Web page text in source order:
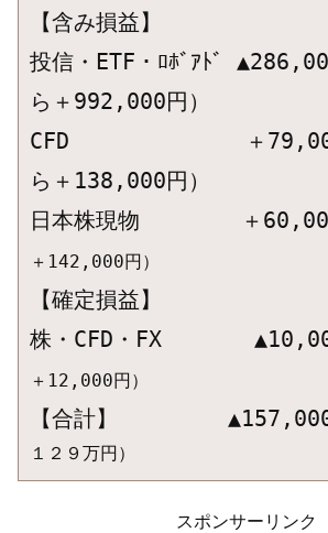
【含み損益】
投信・ETF・ﾛﾎﾞｱﾄﾞ
ら＋992,000円）
CFD　　　　　　　　＋
ら＋138,000円）
日本株現物　　　　 ＋
＋142,000円）
【確定損益】
株・CFD・FX　　　
＋12,000円）
【合計】　　　　　
スポンサーリンク